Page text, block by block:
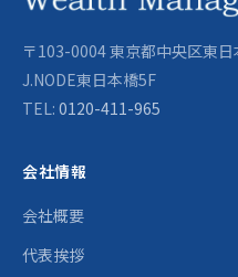
〒103-0004 東京都中央区東
J.NODE東日本橋5F
TEL: 0120-411-965
会社情報
会社概要
代表挨拶